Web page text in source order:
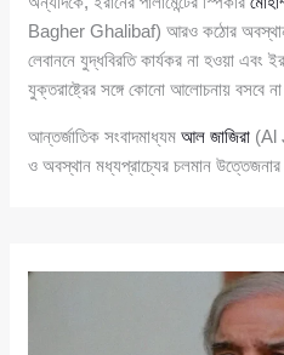
Bagher Ghalibaf) আরও কঠোর অবস্থান
লেবাননে যুদ্ধবিরতি কার্যকর না হওয়া এবং
যুক্তরাষ্ট্রের সঙ্গে কোনো আলোচনায় বসবে
আন্তর্জাতিক সংবাদমাধ্যমআল জাজিরা (Al
ও অবস্থান মধ্যপ্রাচ্যের চলমান